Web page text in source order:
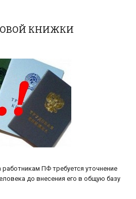
КНИЖКИ
работникам ПФ требуется уточнение
до внесения его в общую базу